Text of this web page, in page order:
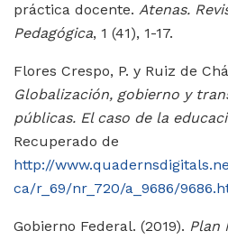
práctica docente. Atenas.
Pedagógica, 1 (41), 1-17.
Flores Crespo, P. y Ruiz de
Globalización, gobierno y
públicas. El caso de la
Recuperado de
http://
ca/r_69/nr_720/a_9686/
Gobierno Federal. (2019). Plan